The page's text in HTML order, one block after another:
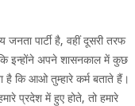
पार्टी है, वहीं दूसरी तरफ
इन्होंने अपने शासनकाल में कुछ
कि आओ तुम्हारे कर्म बताते हैं।
प्रदेश में हुए होते, तो हमारे